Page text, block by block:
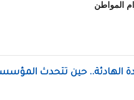
المواطن
والثقة… حين يتحول الحوار إلى
الهادئة.. حين تتحدث